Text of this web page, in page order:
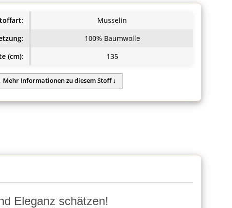
Musselin
100% Baumwolle
(cm):
135
Eleganz schätzen!